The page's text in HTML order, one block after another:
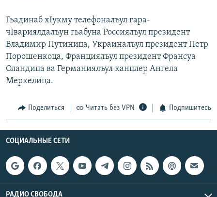
СОЦИАЛЬНЫЕ СЕТИ
Гьадинаб хIукму телефоналъул гара-
чIвариялдалъун гьабуна Россиялъул президент
Владимир Путиница, Украиналъул президент Петр
Порошенкоца, Франциялъул президент Франсуа
Оландица ва Германиялъул канцлер Ангела
Меркелица.
Поделиться Читать без VPN Подпишитесь
СОЦИАЛЬНЫЕ СЕТИ
РАДИО СВОБОДА